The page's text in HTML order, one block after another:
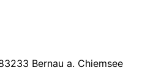
Bernau a. Chiemsee